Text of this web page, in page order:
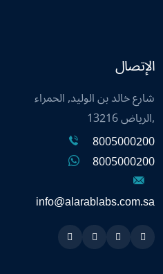
الإتصال
شارع خالد بن الوليد, الحمراء
,الرياض 13216
8005000200
8005000200
info@alarablabs.com.sa
Snapchat
Twitter
Linkedin
Instagram